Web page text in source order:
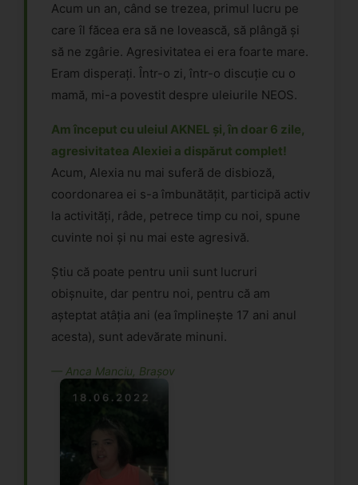
Acum un an, când se trezea, primul lucru pe
care îl făcea era să ne lovească, să plângă și
să ne zgârie. Agresivitatea ei era foarte mare.
Eram disperați. Într-o zi, într-o discuție cu o
mamă, mi-a povestit despre uleiurile NEOS.
Am început cu uleiul AKNEL și, în doar 6 zile,
agresivitatea Alexiei a dispărut complet!
Acum, Alexia nu mai suferă de disbioză,
coordonarea ei s-a îmbunătățit, participă activ
la activități, râde, petrece timp cu noi, spune
cuvinte noi și nu mai este agresivă.
Știu că poate pentru unii sunt lucruri
obișnuite, dar pentru noi, pentru că am
așteptat atâția ani (ea împlinește 17 ani anul
acesta), sunt adevărate minuni.
— Anca Manciu, Brașov